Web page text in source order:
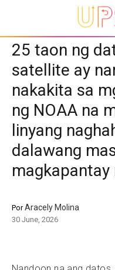
25 taon ng
satellite ay
nakakita sa
ng NOAA na
linyang
dalawang
magkapantay
PorAracely Molina
30 June, 2026